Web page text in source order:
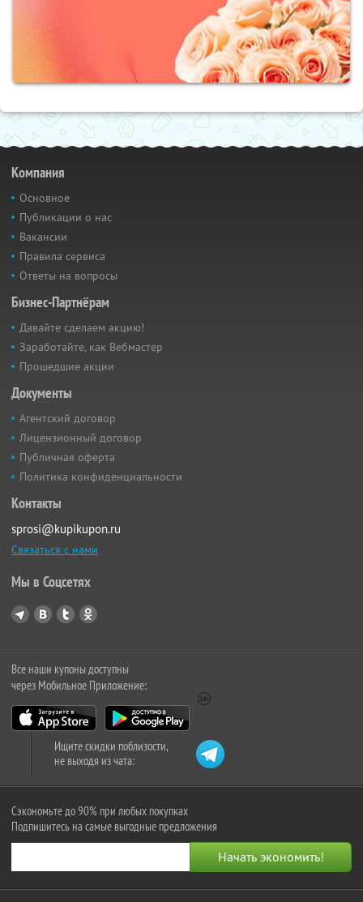
Компания
Основное
Публикации о нас
Вакансии
Правила сервиса
Ответы на вопросы
Бизнес-Партнёрам
Давайте сделаем акцию!
Заработайте, как Вебмастер
Прошедшие акции
Документы
Агентский договор
Лицензионный договор
Публичная оферта
Политика конфиденциальности
Контакты
sprosi@kupikupon.ru
Связаться с нами
Мы в Соцсетях
Все наши купоны доступны
через Мобильное Приложение:
Ищите скидки поблизости,
не выходя из чата:
Сэкономьте до 90% при любых покупках
Подпишитесь на самые выгодные предложения